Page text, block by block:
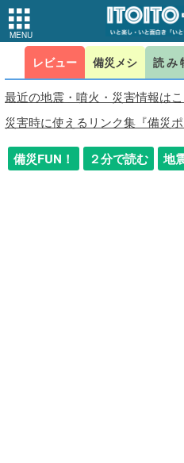
レビュー 備災メシ 読み
最近の地震・噴火・災害情報はこ
災害時に使えるリンク集『備災ポ
備災FUN！ ２分で読む 地